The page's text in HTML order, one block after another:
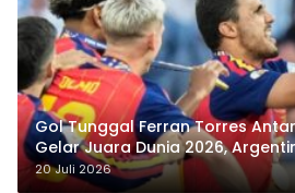
Gol Tunggal Ferran Torres
Gelar Juara Dunia 2026,
20 Juli 2026